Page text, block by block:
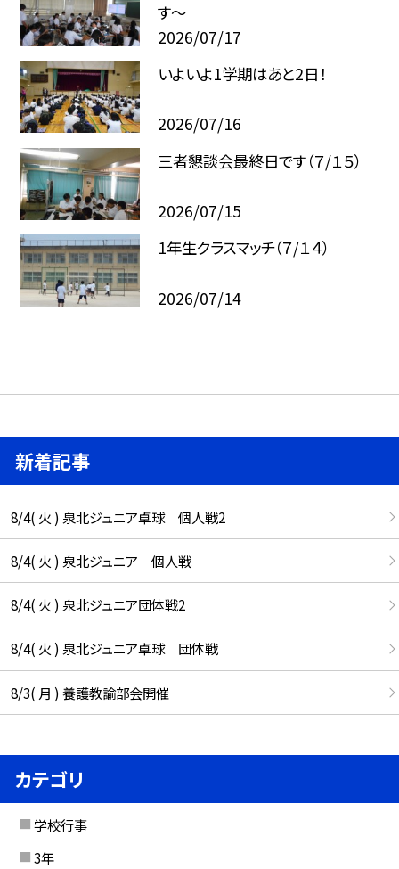
す～
2026/07/17
いよいよ1学期はあと2日！
2026/07/16
三者懇談会最終日です（７/１５）
2026/07/15
1年生クラスマッチ（７/１４）
2026/07/14
新着記事
8/4( 火 ) 泉北ジュニア卓球 個人戦2
8/4( 火 ) 泉北ジュニア 個人戦
8/4( 火 ) 泉北ジュニア団体戦2
8/4( 火 ) 泉北ジュニア卓球 団体戦
8/3( 月 ) 養護教諭部会開催
カテゴリ
学校行事
3年